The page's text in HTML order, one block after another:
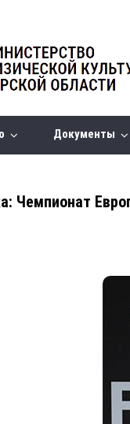
Документы
Чемпионат